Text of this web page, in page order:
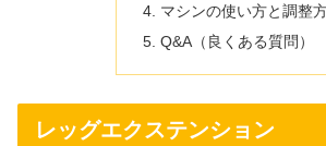
マシンの使い方と調整
Q&A（良くある質問）
レッグエクステンション